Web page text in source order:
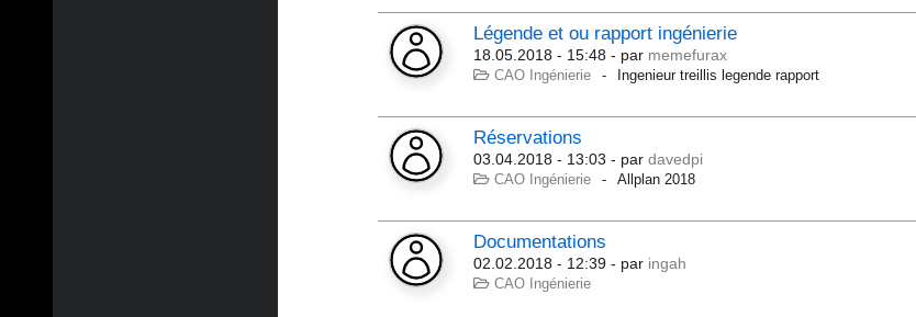
Légende et ou rapport ingénierie
18.05.2018 - 15:48 - par memefurax
CAO Ingénierie Ingenieur treillis legende rapport
Réservations
03.04.2018 - 13:03 - pardavedpi
CAO Ingénierie Allplan 2018
Documentations
02.02.2018 - 12:39 - par ingah
CAO Ingénierie